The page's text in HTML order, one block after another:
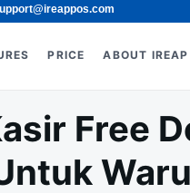
PRICE ABOUT IREAP
Free